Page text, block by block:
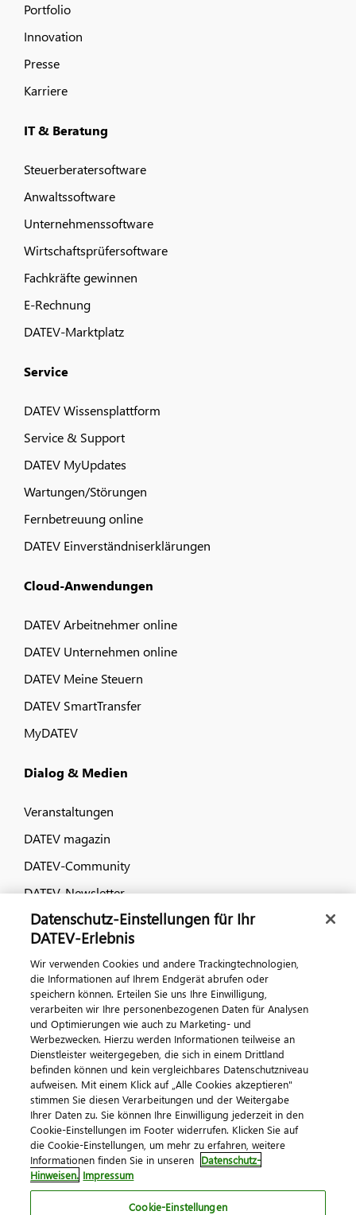
Portfolio
Innovation
Presse
Karriere
IT & Beratung
Steuerberatersoftware
Anwaltssoftware
Unternehmenssoftware
Wirtschaftsprüfersoftware
Fachkräfte gewinnen
E-Rechnung
DATEV-Marktplatz
Service
DATEV Wissensplattform
Service & Support
DATEV MyUpdates
Wartungen/Störungen
Fernbetreuung online
DATEV Einverständniserklärungen
Cloud-Anwendungen
DATEV Arbeitnehmer online
DATEV Unternehmen online
DATEV Meine Steuern
DATEV SmartTransfer
MyDATEV
Dialog & Medien
Veranstaltungen
DATEV magazin
DATEV-Community
DATEV-Newsletter
Kontaktieren Sie uns
© 2026 DATEV eG
ImpressumDatenschutzAGB Kontakt
Cookie-Einstellungen
Datenschutz-Einstellungen für Ihr
DATEV-Erlebnis
Wir verwenden Cookies und andere Trackingtechnologien,
die Informationen auf Ihrem Endgerät abrufen oder
speichern können. Erteilen Sie uns Ihre Einwilligung,
verarbeiten wir Ihre personenbezogenen Daten für Analysen
und Optimierungen wie auch zu Marketing- und
Werbezwecken. Hierzu werden Informationen teilweise an
Dienstleister weitergegeben, die sich in einem Drittland
befinden können und kein vergleichbares Datenschutzniveau
aufweisen. Mit einem Klick auf „Alle Cookies akzeptieren"
stimmen Sie diesen Verarbeitungen und der Weitergabe
Ihrer Daten zu. Sie können Ihre Einwilligung jederzeit in den
Cookie-Einstellungen im Footer widerrufen. Klicken Sie auf
die Cookie-Einstellungen, um mehr zu erfahren, weitere
Informationen finden Sie in unseren Datenschutz-
Hinweisen. Impressum
Cookie-Einstellungen